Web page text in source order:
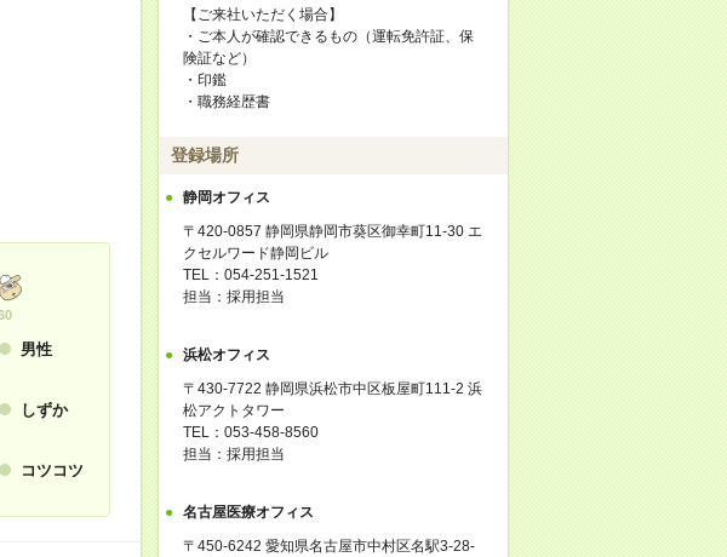
男性
しずか
コツコツ
【ご来社いただく場合】
・ご本人が確認できるもの（運転免許証、保
険証など）
・印鑑
・職務経歴書
登録場所
静岡オフィス
〒420-0857 静岡県静岡市葵区御幸町11-30 エ
クセルワード静岡ビル
TEL：054-251-1521
担当：採用担当
浜松オフィス
〒430-7722 静岡県浜松市中区板屋町111-2 浜
松アクトタワー
TEL：053-458-8560
担当：採用担当
名古屋医療オフィス
〒450-6242 愛知県名古屋市中村区名駅3-28-